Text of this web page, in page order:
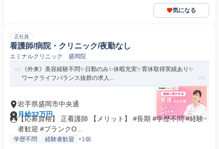
気になる
正社員
看護師/病院・クリニック/夜勤なし
エミナルクリニック 盛岡院
《外来》美容経験不問✨日勤のみ✨休暇充実✨育休取得実績あり✨
ワークライフバランス抜群の求人...
岩手県盛岡市中央通
月給32万円
【応募資格】 正看護師 【メリット】 #長期 #学歴不問 #経験
者歓迎 #ブランクO...
学歴不問 経験者歓迎 +1個